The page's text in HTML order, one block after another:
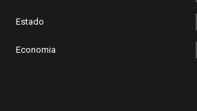
Estado
Economia